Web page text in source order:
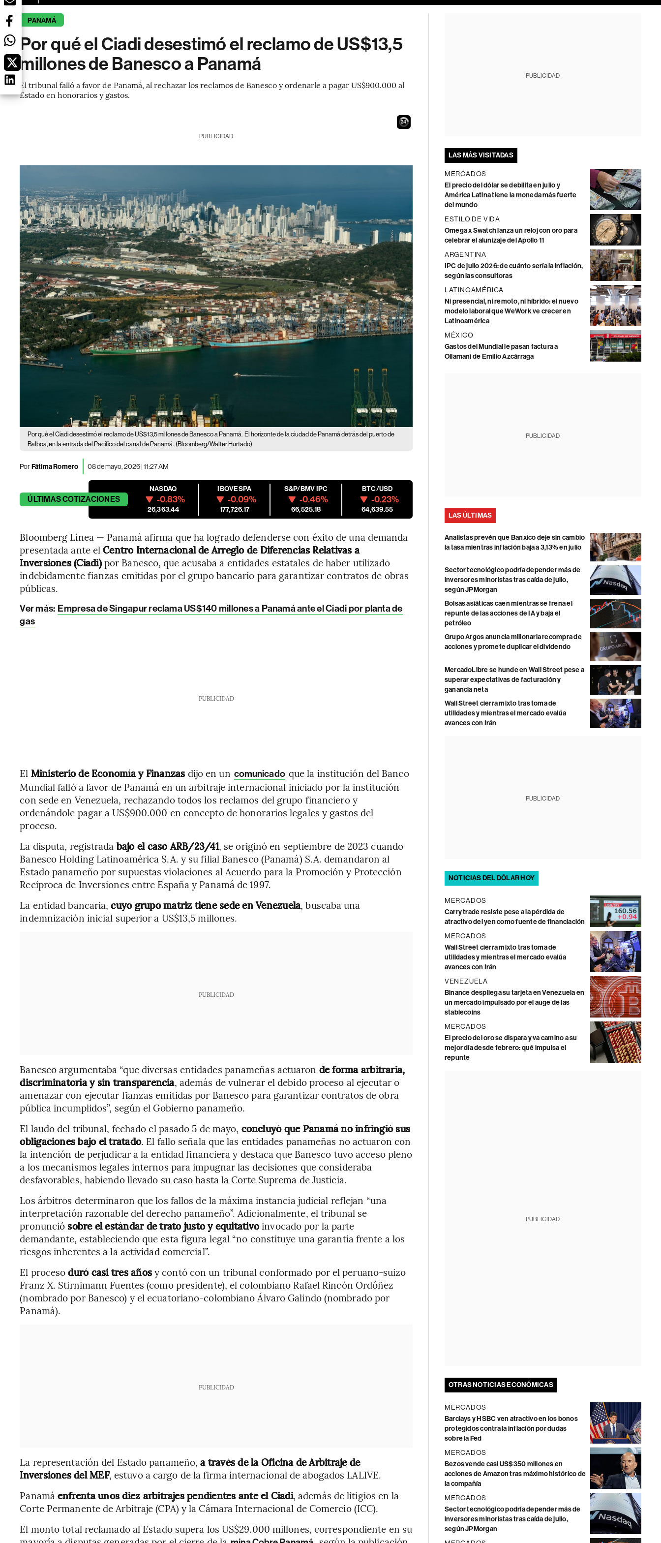
PANAMÁ
Por qué el Ciadi desestimó el reclamo de US$13,5
millones de Banesco a Panamá
El tribunal falló a favor de Panamá, al rechazar los reclamos de Banesco y ordenarle a pagar US$900.000 al
Estado en honorarios y gastos.
23
PUBLICIDAD
Por qué el Ciadi desestimó el reclamo de US$13,5 millones de Banesco a Panamá. El horizonte de la ciudad de Panamá detrás del puerto de
Balboa, en la entrada del Pacífico del canal de Panamá. (Bloomberg/Walter Hurtado)
PorFátima Romero 08 de mayo, 2026 | 11:27 AM
ÚLTIMASCOTIZACIONES
NASDAQ
-0.83%
26,363.44
IBOVESPA
-0.09%
177,726.17
S&P/BMV IPC
-0.46%
66,525.18
BTC/USD
-0.23%
64,639.55
Bloomberg Línea — Panamá afirma que ha logrado defenderse con éxito de una demanda
presentada ante elCentro Internacional de Arreglo de Diferencias Relativas a
Inversiones (Ciadi)por Banesco, que acusaba a entidades estatales de haber utilizado
indebidamente fianzas emitidas por el grupo bancario para garantizar contratos de obras
públicas.
Ver más: Empresa de Singapur reclama US$140 millones a Panamá ante el Ciadi por planta de
gas
PUBLICIDAD
El Ministerio de Economía y Finanzas dijo en un comunicado que la institución del Banco
Mundial falló a favor de Panamá en un arbitraje internacional iniciado por la institución
con sede en Venezuela, rechazando todos los reclamos del grupo financiero y
ordenándole pagar a US$900.000 en concepto de honorarios legales y gastos del
proceso.
La disputa, registrada bajo el caso ARB/23/41, se originó en septiembre de 2023 cuando
Banesco Holding Latinoamérica S.A. y su filial Banesco (Panamá) S.A. demandaron al
Estado panameño por supuestas violaciones al Acuerdo para la Promoción y Protección
Recíproca de Inversiones entre España y Panamá de 1997.
La entidad bancaria,cuyo grupo matriz tiene sede en Venezuela, buscaba una
indemnización inicial superior a US$13,5 millones.
PUBLICIDAD
Banesco argumentaba “que diversas entidades panameñas actuaron de forma arbitraria,
discriminatoria y sin transparencia, además de vulnerar el debido proceso al ejecutar o
amenazar con ejecutar fianzas emitidas por Banesco para garantizar contratos de obra
pública incumplidos”, según el Gobierno panameño.
El laudo del tribunal, fechado el pasado 5 de mayo, concluyó que Panamá no infringió sus
obligaciones bajo el tratado. El fallo señala que las entidades panameñas no actuaron con
la intención de perjudicar a la entidad financiera y destaca que Banesco tuvo acceso pleno
a los mecanismos legales internos para impugnar las decisiones que consideraba
desfavorables, habiendo llevado su caso hasta la Corte Suprema de Justicia.
Los árbitros determinaron que los fallos de la máxima instancia judicial reflejan “una
interpretación razonable del derecho panameño”. Adicionalmente, el tribunal se
pronunció sobre el estándar de trato justo y equitativoinvocado por la parte
demandante, estableciendo que esta figura legal “no constituye una garantía frente a los
riesgos inherentes a la actividad comercial”.
El procesoduró casi tres añosy contó con un tribunal conformado por el peruano-suizo
Franz X. Stirnimann Fuentes (como presidente), el colombiano Rafael Rincón Ordóñez
(nombrado por Banesco) y el ecuatoriano-colombiano Álvaro Galindo (nombrado por
Panamá).
PUBLICIDAD
La representación del Estado panameño,a través de la Oficina de Arbitraje de
Inversiones del MEF, estuvo a cargo de la firma internacional de abogados LALIVE.
Panamáenfrenta unos diez arbitrajes pendientes ante el Ciadi, además de litigios en la
Corte Permanente de Arbitraje (CPA) y la Cámara Internacional de Comercio (ICC).
El monto total reclamado al Estado supera los US$29.000 millones, correspondiente en su
PUBLICIDAD
LAS MÁS VISITADAS
MERCADOS
El precio del dólar se debilita en julio y
América Latina tiene la moneda más fuerte
del mundo
ESTILO DE VIDA
Omega x Swatch lanza un reloj con oro para
celebrar el alunizaje del Apollo 11
ARGENTINA
IPC de julio 2026: de cuánto sería la inflación,
según las consultoras
LATINOAMÉRICA
Ni presencial, ni remoto, ni híbrido: el nuevo
modelo laboral que WeWork ve crecer en
Latinoamérica
MÉXICO
Gastos del Mundial le pasan factura a
Ollamani de Emilio Azcárraga
PUBLICIDAD
LAS ÚLTIMAS
Analistas prevén que Banxico deje sin cambio
la tasa mientras inflación baja a 3,13% en julio
Sector tecnológico podría depender más de
inversores minoristas tras caída de julio,
según JPMorgan
Bolsas asiáticas caen mientras se frena el
repunte de las acciones de IA y baja el
petróleo
Grupo Argos anuncia millonaria recompra de
acciones y promete duplicar el dividendo
MercadoLibre se hunde en Wall Street pese a
superar expectativas de facturación y
ganancia neta
Wall Street cierra mixto tras toma de
utilidades y mientras el mercado evalúa
avances con Irán
PUBLICIDAD
NOTICIAS DEL DÓLAR HOY
MERCADOS
Carry trade resiste pese a la pérdida de
atractivo del yen como fuente de financiación
MERCADOS
Wall Street cierra mixto tras toma de
utilidades y mientras el mercado evalúa
avances con Irán
VENEZUELA
Binance despliega su tarjeta en Venezuela en
un mercado impulsado por el auge de las
stablecoins
MERCADOS
El precio del oro se dispara y va camino a su
mejor día desde febrero: qué impulsa el
repunte
PUBLICIDAD
OTRAS NOTICIAS ECONÓMICAS
MERCADOS
Barclays y HSBC ven atractivo en los bonos
protegidos contra la inflación por dudas
sobre la Fed
MERCADOS
Bezos vende casi US$350 millones en
acciones de Amazon tras máximo histórico de
la compañía
MERCADOS
Sector tecnológico podría depender más de
inversores minoristas tras caída de julio,
según JPMorgan